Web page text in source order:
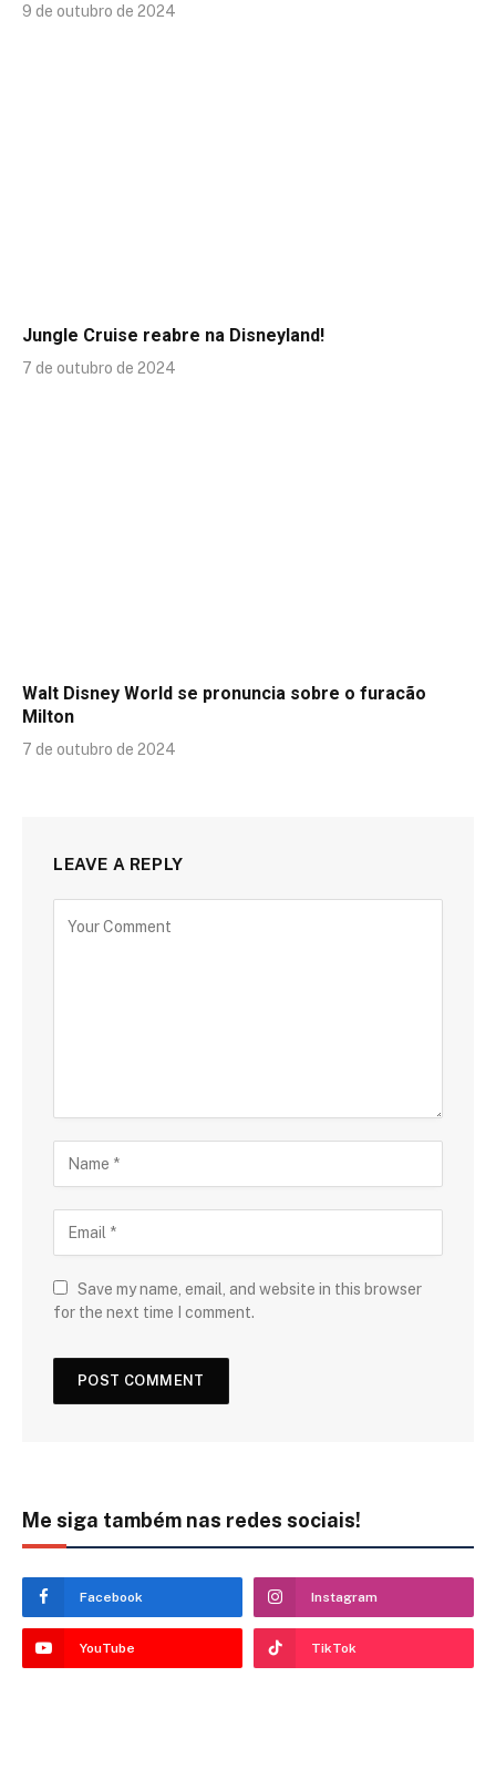
9 de outubro de 2024
Jungle Cruise reabre na Disneyland!
7 de outubro de 2024
Walt Disney World se pronuncia sobre o furacão
Milton
7 de outubro de 2024
LEAVE A REPLY
Save my name, email, and website in this browser
for the next time I comment.
Me siga também nas redes sociais!
Facebook Instagram
YouTube TikTok